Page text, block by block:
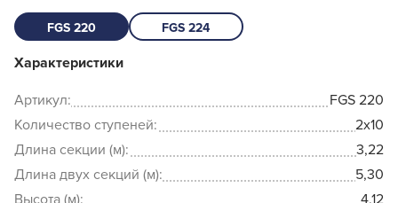
FGS 220 FGS 224
Характеристики
Артикул:
FGS 220
Количество ступеней:
2x10
Длина секции (м):
3,22
Длина двух секций (м):
5,30